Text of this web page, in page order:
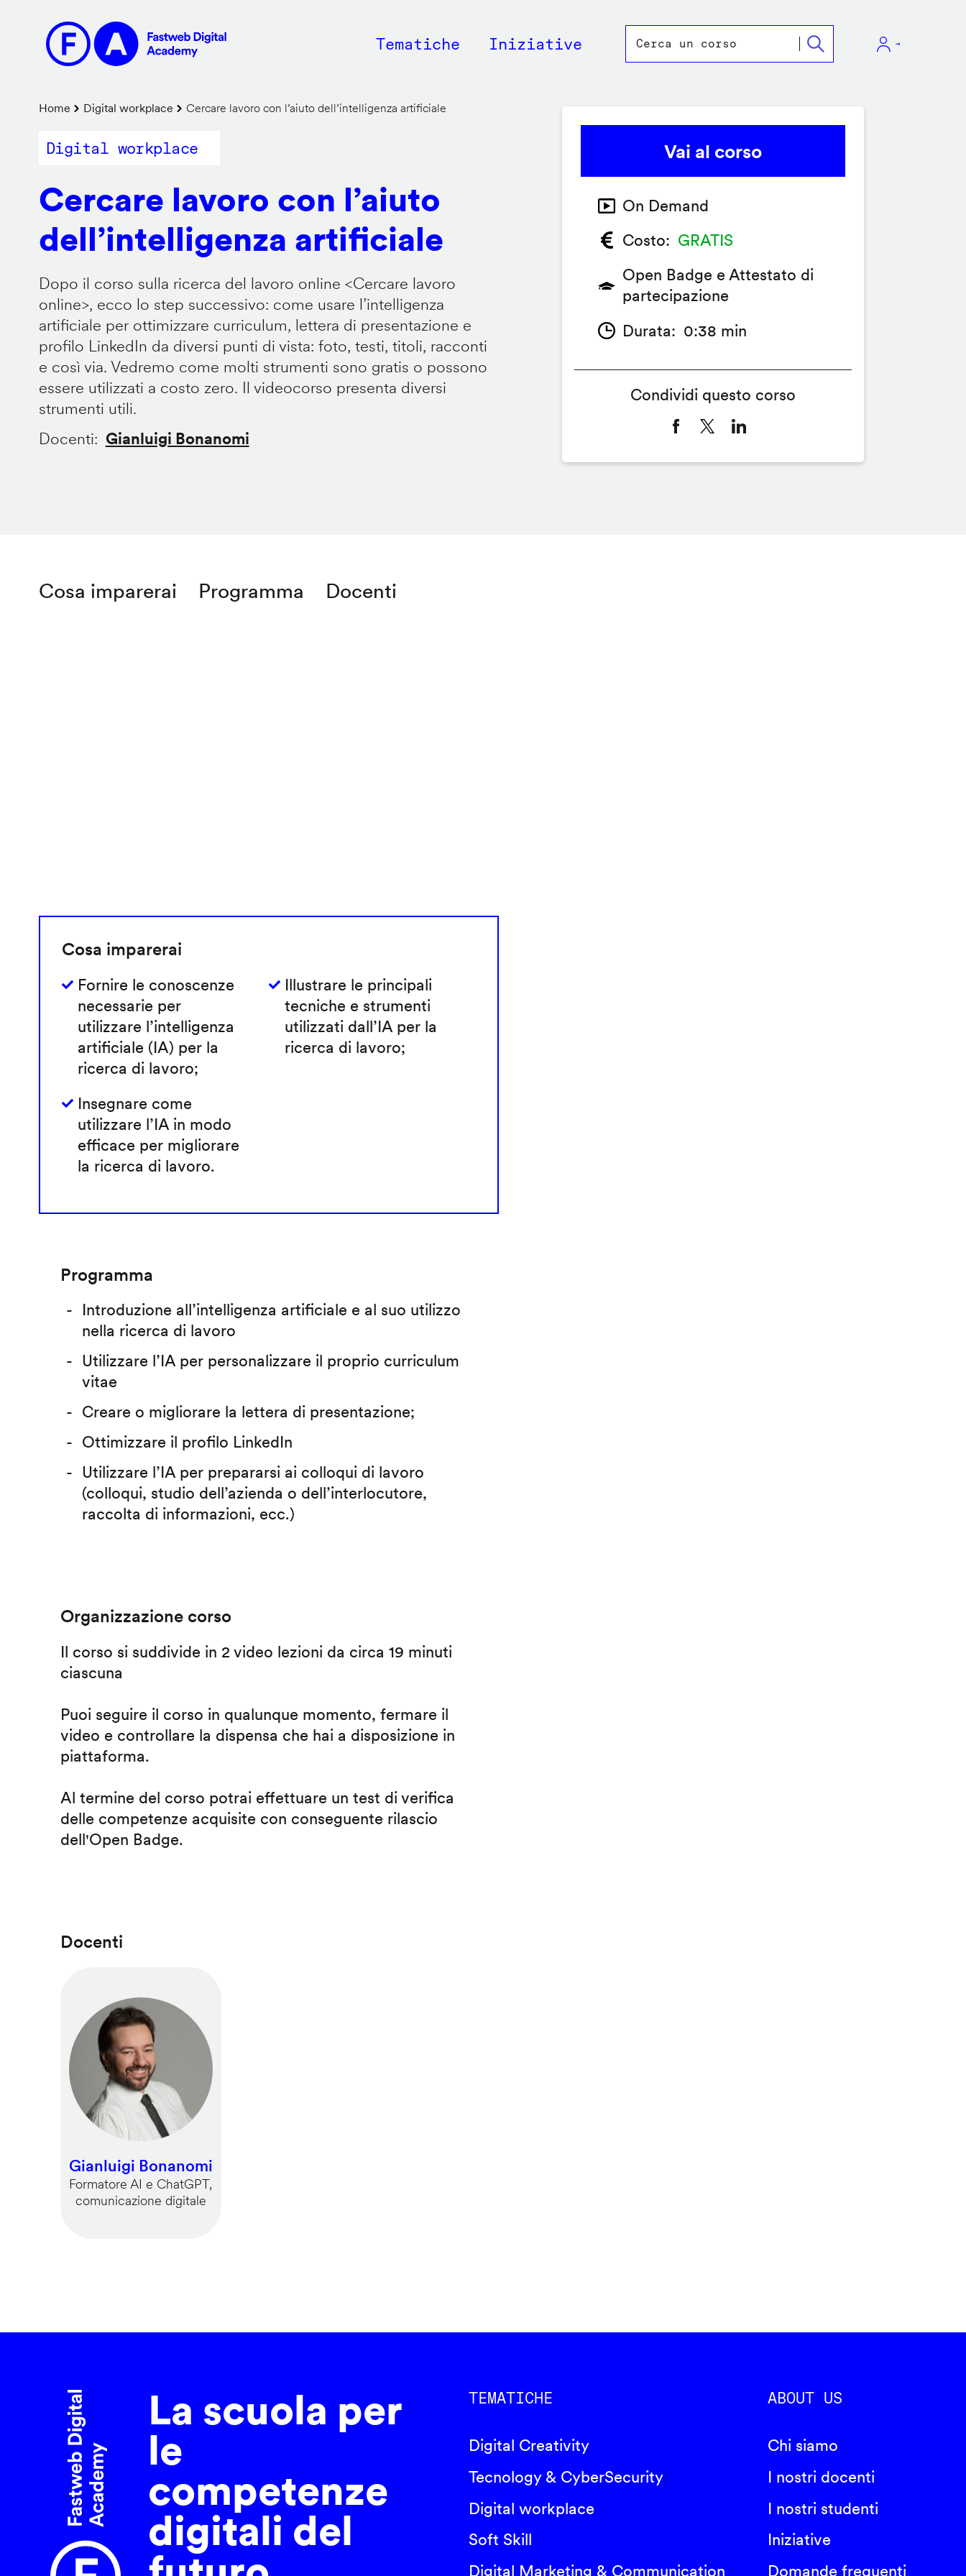
contenuto
principale
Main
Tematiche Iniziative
Briciole
di
Home Digital workplace Cercare lavoro con l’aiuto dell’intelligenza artificiale
Digital workplace
Cercare lavoro con l’aiuto
dell’intelligenza artificiale
Dopo il corso sulla ricerca del lavoro online <Cercare lavoro
online>, ecco lo step successivo: come usare l’intelligenza
artificiale per ottimizzare curriculum, lettera di presentazione e
profilo LinkedIn da diversi punti di vista: foto, testi, titoli, racconti
e così via. Vedremo come molti strumenti sono gratis o possono
essere utilizzati a costo zero. Il videocorso presenta diversi
strumenti utili.
Docenti
Gianluigi Bonanomi
Cosa imparerai Programma Docenti
Cosa imparerai
Fornire le conoscenze
necessarie per
utilizzare l’intelligenza
artificiale (IA) per la
ricerca di lavoro;
Illustrare le principali
tecniche e strumenti
utilizzati dall’IA per la
ricerca di lavoro;
Insegnare come
utilizzare l’IA in modo
efficace per migliorare
la ricerca di lavoro.
Programma
Introduzione all’intelligenza artificiale e al suo utilizzo
nella ricerca di lavoro
Utilizzare l’IA per personalizzare il proprio curriculum
vitae
Creare o migliorare la lettera di presentazione;
Ottimizzare il profilo LinkedIn
Utilizzare l’IA per prepararsi ai colloqui di lavoro
(colloqui, studio dell’azienda o dell’interlocutore,
raccolta di informazioni, ecc.)
Organizzazione corso
Il corso si suddivide in 2 video lezioni da circa 19 minuti
ciascuna
Puoi seguire il corso in qualunque momento, fermare il
video e controllare la dispensa che hai a disposizione in
piattaforma.
Al termine del corso potrai effettuare un test di verifica
delle competenze acquisite con conseguente rilascio
dell'Open Badge.
Docenti
Gianluigi Bonanomi
Formatore AI e ChatGPT,
comunicazione digitale
Vai al corso
On Demand
Costo
GRATIS
Open Badge e Attestato di
partecipazione
Durata
0:38 min
Condividi questo corso
La scuola per
le
competenze
digitali del
TEMATICHE
Digital Creativity
Tecnology & CyberSecurity
Digital workplace
Soft Skill
Digital Marketing & Communication
ABOUT US
Chi siamo
I nostri docenti
I nostri studenti
Iniziative
Domande frequenti